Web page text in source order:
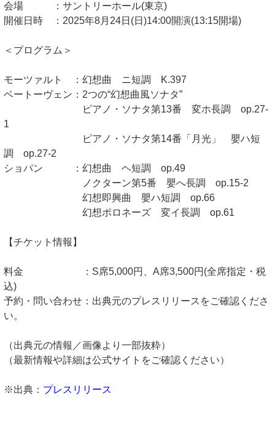
会場 ：サントリーホール(東京)
開催日時 ：2025年8月24日(日)14:00開演(13:15開場)
＜プログラム＞
モーツァルト ：幻想曲 ニ短調 K.397
ベートーヴェン：2つの“幻想曲風ソナタ”
ピアノ・ソナタ第13番 変ホ長調 op.27-
1
ピアノ・ソナタ第14番「月光」 嬰ハ短
調 op.27-2
ショパン ：幻想曲 ヘ短調 op.49
ノクターン第5番 嬰へ長調 op.15-2
幻想即興曲 嬰ハ短調 op.66
幻想ポロネーズ 変イ長調 op.61
【チケット情報】
料金 ：S席5,000円、A席3,500円(全席指定・税
込)
予約・問い合わせ：出典元のプレスリリースをご確認くださ
い。
（出典元の情報／画像より一部抜粋）
（最新情報や詳細は公式サイトをご確認ください）
※出典： プレスリリース